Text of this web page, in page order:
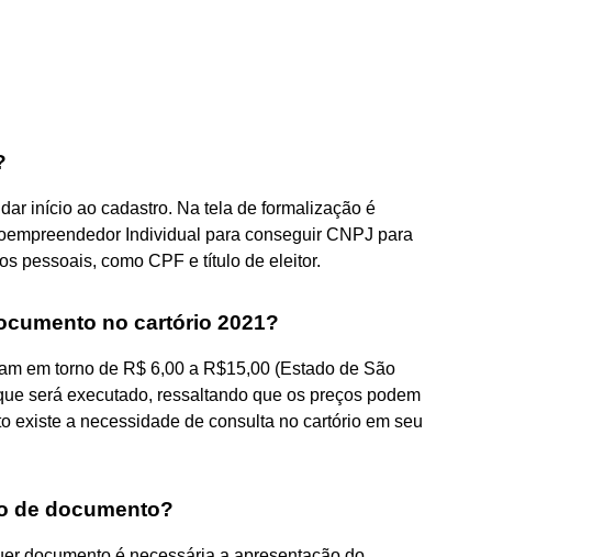
início ao cadastro. Na tela de formalização é
Individual para conseguir CNPJ para
pessoais, como CPF e título de eleitor.
no cartório 2021?
em torno de R$ 6,00 a R$15,00 (Estado de São
será executado, ressaltando que os preços podem
existe a necessidade de consulta no cartório em seu
de documento?